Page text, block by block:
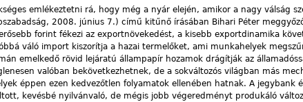
emlékeztetni rá, hogy még a nyár elején, amikor a nagy válság
2008. június 7.) című kitűnő írásában Bihari Péter
forint fékezi az exportnövekedést, a kisebb exportdinamika
váló import kiszorítja a hazai termelőket, ami munkahelyek
emelkedő rövid lejáratú állampapír hozamok drágítják az
valóban bekövetkezhetnek, de a sokváltozós világban más
éppen ezen kedvezőtlen folyamatok ellenében hatnak. A jegybank
kevésbé nyilvánvaló, de mégis jobb végeredményt produkáló